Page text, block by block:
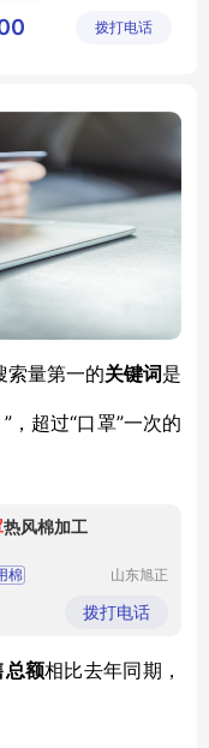
区美誉商
拨打电话
索量第一的关键词是
超过“口罩”一次的
热风棉加工
棉
山东旭正
公司
拨打电话
总额相比去年同期，